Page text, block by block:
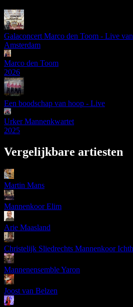
Galaconcert Marco den Toom - Live
Amsterdam
Marco den Toom
2026
Een boodschap van hoop - Live
Urker Mannenkwartet
2025
Vergelijkbare artiesten
Martin Mans
Mannenkoor Elim
Arie Maasland
Christelijk Sliedrechts Mannenkoor
Mannenensemble Yaron
Joost van Belzen